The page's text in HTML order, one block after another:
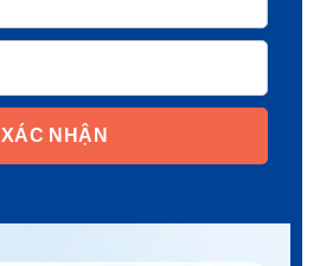
XÁC NHẬN